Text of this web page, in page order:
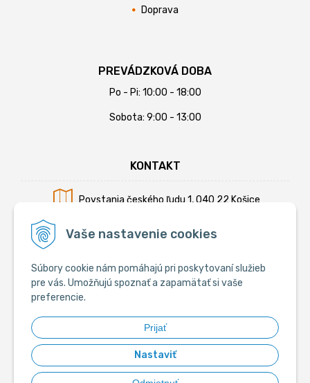
Vaše nastavenie cookies
Súbory cookie nám pomáhajú pri poskytovaní služieb
pre vás. Umožňujú spoznať a zapamätať si vaše
preferencie.
Prijať
Nastaviť
Doprava
PREVÁDZKOVÁ DOBA
Po - Pi: 10:00 - 18:00
Sobota: 9:00 - 13:00
KONTAKT
Povstania českého ľudu 1, 040 22 Košice
Mobil:+421 902 794 355
E-mail:info@krmiva.sk